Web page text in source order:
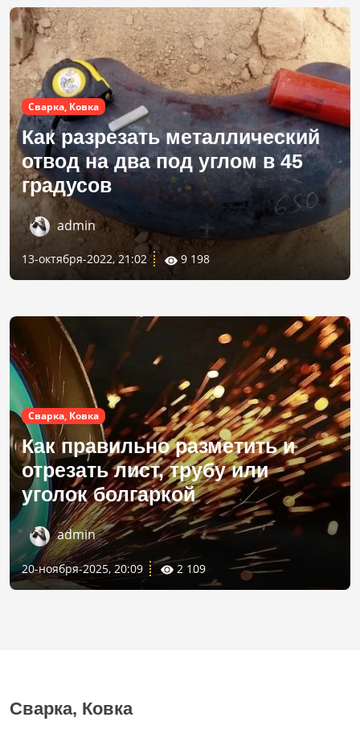
Сварка, Ковка
Как разрезать металлический
отвод на два под углом в 45
градусов
admin
13-октября-2022, 21:02 9 198
Сварка, Ковка
Как правильно разметить и
отрезать лист, трубу или
уголок болгаркой
admin
20-ноября-2025, 20:09 2 109
Сварка, Ковка